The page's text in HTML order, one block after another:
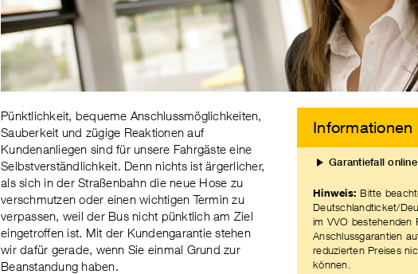
Informationen
Garantiefall
Hinweis: Bitte
Deutschlandticket/
im VVO bestehenden
Anschlussgarantien
reduzierten Preises
können.
Pünktlichkeit, bequeme Anschlussmöglichkeiten,
Sauberkeit und zügige Reaktionen auf
Kundenanliegen sind für unsere Fahrgäste eine
Selbstverständlichkeit. Denn nichts ist ärgerlicher,
als sich in der Straßenbahn die neue Hose zu
verschmutzen oder einen wichtigen Termin zu
verpassen, weil der Bus nicht pünktlich am Ziel
eingetroffen ist. Mit der Kundengarantie stehen
wir dafür gerade, wenn Sie einmal Grund zur
Beanstandung haben.